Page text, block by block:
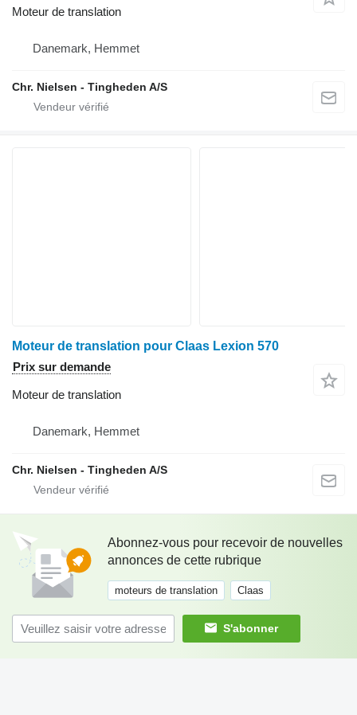
Moteur de translation
Danemark, Hemmet
Chr. Nielsen - Tingheden A/S
Moteur de translation pour Claas Lexion 570
Prix sur demande
Moteur de translation
Danemark, Hemmet
Chr. Nielsen - Tingheden A/S
Abonnez-vous pour recevoir de nouvelles
annonces de cette rubrique
moteurs de translation Claas
S'abonner